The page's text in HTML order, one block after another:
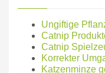
Ungiftige
Catnip
Catnip
Korrekter
Katzenminze